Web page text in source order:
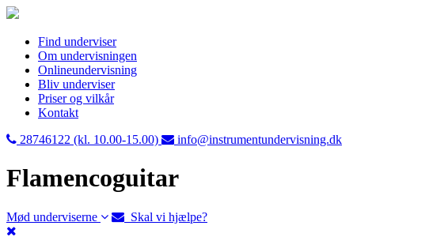
Find underviser
Om undervisningen
Onlineundervisning
Bliv underviser
Priser og vilkår
Kontakt
28746122 (kl. 10.00-15.00)
info@instrumentundervisning.dk
Flamencoguitar
Mød underviserne Skal vi hjælpe?